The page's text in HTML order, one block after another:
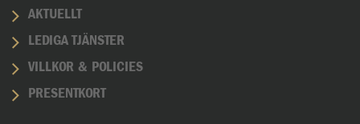
AKTUELLT
LEDIGA TJÄNSTER
VILLKOR & POLICIES
PRESENTKORT